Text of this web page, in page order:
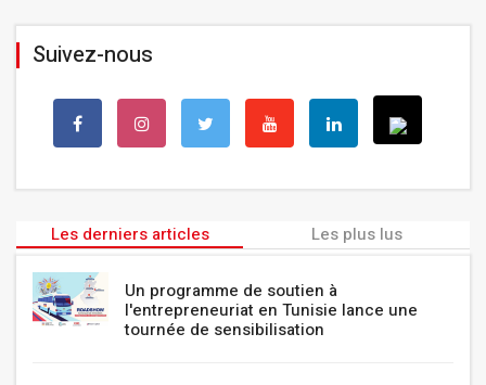
Suivez-nous
Les derniers articles Les plus lus
Un programme de soutien à
l'entrepreneuriat en Tunisie lance une
tournée de sensibilisation